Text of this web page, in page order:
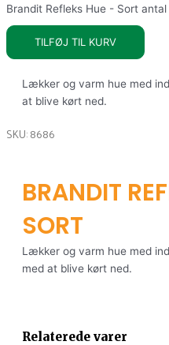
Brandit Refleks Hue - Sort antal
TILFØJ TIL KURV
Lækker og varm hue med
at blive kørt ned.
SKU: 8686
BRANDIT
SORT
Lækker og varm hue med
med at blive kørt ned.
Relaterede varer